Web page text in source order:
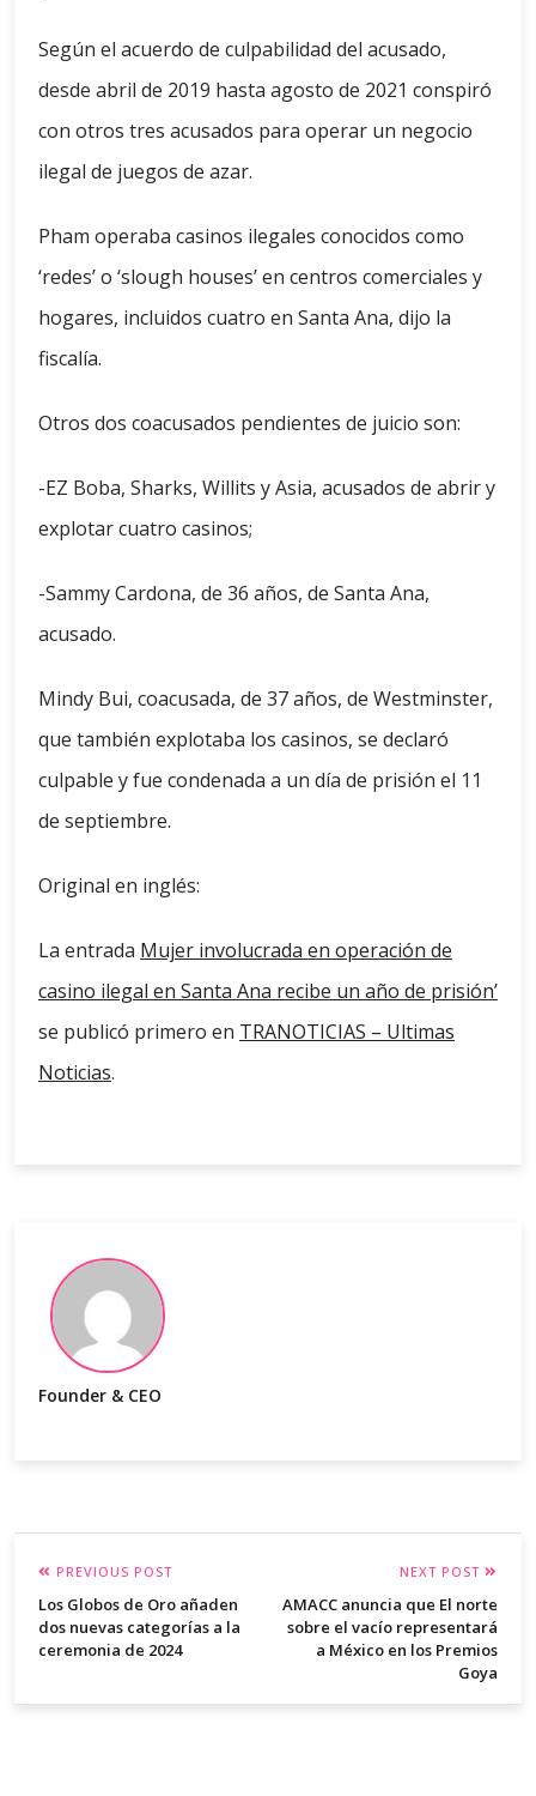
Según el acuerdo de culpabilidad del acusado,
desde abril de 2019 hasta agosto de 2021 conspiró
con otros tres acusados para operar un negocio
ilegal de juegos de azar.
Pham operaba casinos ilegales conocidos como
‘redes’ o ‘slough houses’ en centros comerciales y
hogares, incluidos cuatro en Santa Ana, dijo la
fiscalía.
Otros dos coacusados pendientes de juicio son:
-EZ Boba, Sharks, Willits y Asia, acusados de abrir y
explotar cuatro casinos;
-Sammy Cardona, de 36 años, de Santa Ana,
acusado.
Mindy Bui, coacusada, de 37 años, de Westminster,
que también explotaba los casinos, se declaró
culpable y fue condenada a un día de prisión el 11
de septiembre.
Original en inglés:
La entrada Mujer involucrada en operación de
casino ilegal en Santa Ana recibe un año de prisión’
se publicó primero en TRANOTICIAS – Ultimas
Noticias.
Founder & CEO
PREVIOUS POST
Los Globos de Oro añaden
dos nuevas categorías a la
ceremonia de 2024
NEXT POST
AMACC anuncia que El norte
sobre el vacío representará
a México en los Premios
Goya